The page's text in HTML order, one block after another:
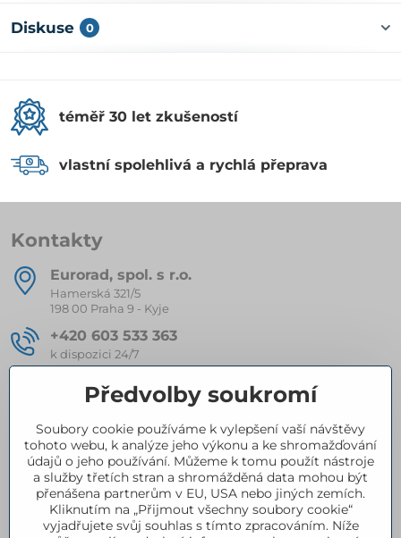
Diskuse 0
téměř 30 let zkušeností
vlastní spolehlivá a rychlá přeprava
Kontakty
Eurorad, spol​. s r​.o​.
Hamerská 321/5
198 00 Praha 9 - Kyje
+420 603 533 363
k dispozici 24/7
eurorad​@seznam​.cz
Kompletní nabídka produktů
Certifikace
Předvolby soukromí
Soubory cookie používáme k vylepšení vaší návštěvy
tohoto webu, k analýze jeho výkonu a ke shromažďování
údajů o jeho používání. Můžeme k tomu použít nástroje
a služby třetích stran a shromážděná data mohou být
přenášena partnerům v EU, USA nebo jiných zemích.
Kliknutím na „Přijmout všechny soubory cookie“
vyjadřujete svůj souhlas s tímto zpracováním. Níže